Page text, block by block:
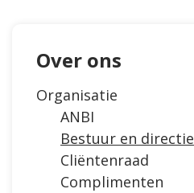
Over ons
Organisatie
ANBI
Bestuur en directie
Cliëntenraad
Complimenten